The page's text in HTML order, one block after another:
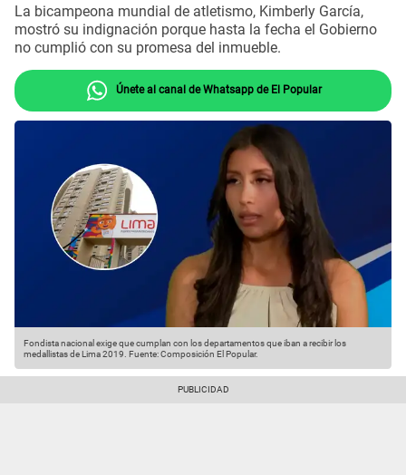
La bicampeona mundial de atletismo, Kimberly García,
mostró su indignación porque hasta la fecha el Gobierno
no cumplió con su promesa del inmueble.
Únete al canal de Whatsapp de El Popular
Fondista nacional exige que cumplan con los departamentos que iban a recibir los
medallistas de Lima 2019. Fuente: Composición El Popular.